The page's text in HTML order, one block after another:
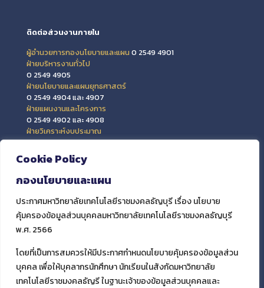
Cookie Policy
กองนโยบายและแผน
ประกาศมหาวิทยาลัยเทคโนโลยีราชมงคลธัญบุรี เรื่อง นโยบาย
คุ้มครองข้อมูลส่วนบุคคลมหาวิทยาลัยเทคโนโลยีราชมงคลธัญบุรี
พ.ศ. 2566
โดยที่เป็นการสมควรให้มีประกาศกำหนดนโยบายคุ้มครองข้อมูลส่วน
บุคคล เพื่อให้บุคลากรนักศึกษา นักเรียนในสังกัดมหาวิทยาลัย
เทคโนโลยีราชมงคลธัญรี ในฐานะเจ้าของข้อมูลส่วนบุคคลและ
ติดต่อส่วนงานภายใน
ผู้อำนวยการกองนโยบายและแผน 0 2549 4901
ฝ่ายบริหารงานทั่วไป
0 2549 4905
ฝ่ายนโยบายและแผนยุทธศาสตร์
0 2549 4904 และ 4907
ฝ่ายแผนงานและโครงการ
0 2549 4902 และ 4908
ฝ่ายวิเคราะห์งบประมาณ
0 2549 4903 และ 4909
ฝ่ายข้อมูลสารสนเทศและติดตามประเมินผล
0 2549 4906